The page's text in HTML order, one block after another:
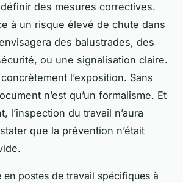
des mesures correctives.
à un risque élevé de chute dans
des balustrades, des
ou une signalisation claire.
l’exposition. Sans
n’est qu’un formalisme. Et
l’inspection du travail n’aura
que la prévention n’était
en postes de travail spécifiques à